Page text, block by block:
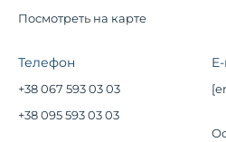
Посмотреть на карте
Телефон
+38 067 593 03 03
+38 095 593 03 03